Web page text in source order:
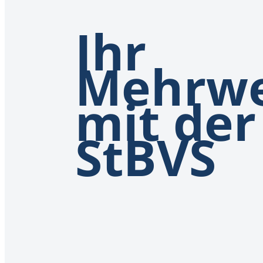
Ihr
mit der
StBVS